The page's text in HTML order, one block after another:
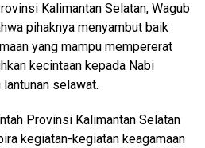
Kalimantan Selatan, Wagub
pihaknya menyambut baik
yang mampu mempererat
kecintaan kepada Nabi
lantunan selawat.
Provinsi Kalimantan Selatan
kegiatan-kegiatan keagamaan